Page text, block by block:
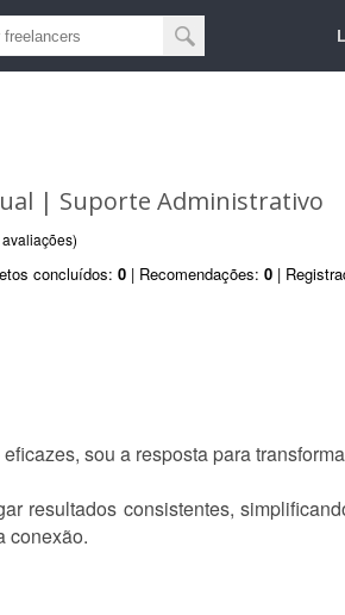
| Suporte Administrativo
concluídos: 0 | Recomendações: 0 |
sou a resposta para
resultados consistentes,
conexão.